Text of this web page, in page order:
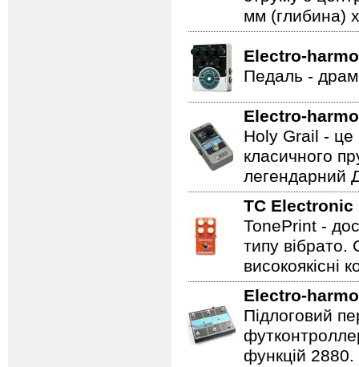
мм (глибина)
Electro-
Педаль -
Electro-
Holy Grail - це
класичного
легендарний
TC Electronic
TonePrint -
типу вібрато.
високоякісні
Electro-
Підлоговий
функцій 2880.